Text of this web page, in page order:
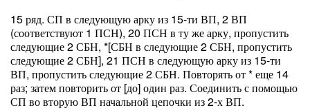
15 ряд. СП в следующую арку из 15-ти ВП, 2 ВП
(соответствуют 1 ПСН), 20 ПСН в ту же арку, пропустить
следующие 2 СБН, *[СБН в следующие 2 СБН, пропустить
следующие 2 СБН], 21 ПСН в следующую арку из 15-ти
ВП, пропустить следующие 2 СБН. Повторять от * еще 14
раз; затем повторить от [до] один раз. Соединить с помощью
СП во вторую ВП начальной цепочки из 2-х ВП.